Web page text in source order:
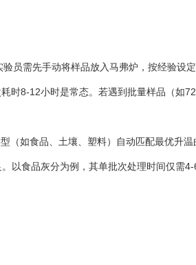
员需先手动将样品放入马弗炉，按经验
8-12小时是常态。若遇到批量样品（如
如食品、土壤、塑料）自动匹配最优升
食品灰分为例，其单批次处理时间仅需